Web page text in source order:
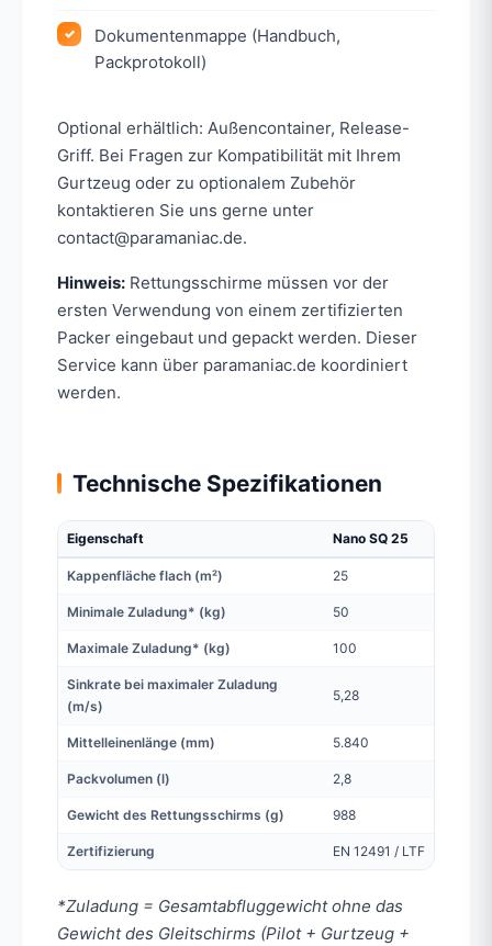
Dokumentenmappe (Handbuch,
Packprotokoll)
Optional erhältlich: Außencontainer, Release-
Griff. Bei Fragen zur Kompatibilität mit Ihrem
Gurtzeug oder zu optionalem Zubehör
kontaktieren Sie uns gerne unter
contact@paramaniac.de.
Hinweis: Rettungsschirme müssen vor der
ersten Verwendung von einem zertifizierten
Packer eingebaut und gepackt werden. Dieser
Service kann über paramaniac.de koordiniert
werden.
Technische Spezifikationen
Eigenschaft Nano SQ 25
Kappenfläche flach (m²) 25
Minimale Zuladung* (kg) 50
Maximale Zuladung* (kg) 100
Sinkrate bei maximaler Zuladung
(m/s)
5,28
Mittelleinenlänge (mm) 5.840
Packvolumen (l) 2,8
Gewicht des Rettungsschirms (g) 988
Zertifizierung EN 12491 / LTF
*Zuladung = Gesamtabfluggewicht ohne das
Gewicht des Gleitschirms (Pilot + Gurtzeug +